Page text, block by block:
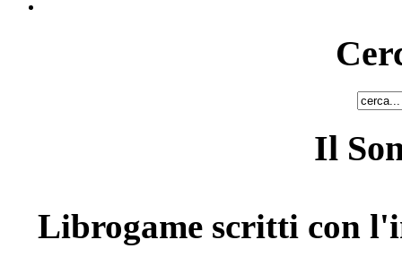
Il
Librogame scritti con